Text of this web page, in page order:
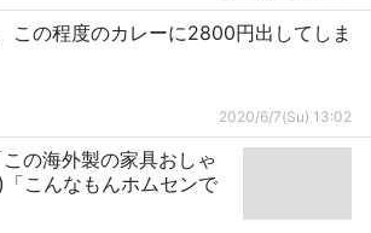
この程度のカレーに2800円出してしま
2020/6/7(Su) 13:02
の海外製の家具おしゃ
こんなもんホムセンで